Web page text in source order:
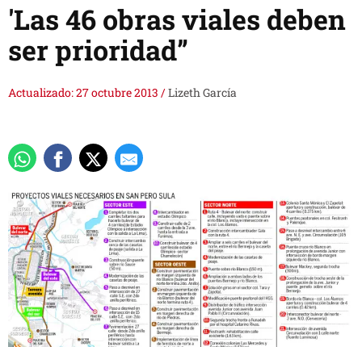
'Las 46 obras viales deben
ser prioridad”
Actualizado: 27 octubre 2013 /Lizeth García